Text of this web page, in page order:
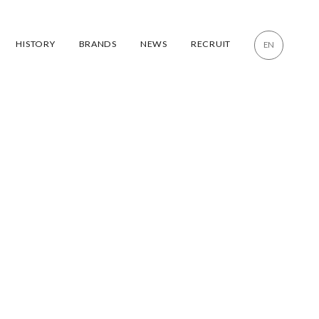
HISTORY BRANDS NEWS RECRUIT EN